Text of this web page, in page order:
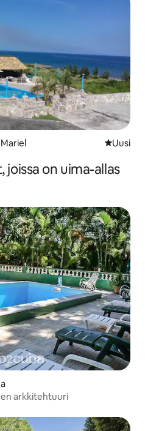
Uusi
Uusi
on uima-allas
arkkitehtuuri